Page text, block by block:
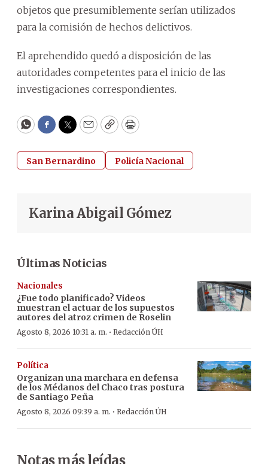
objetos que presumiblemente serían utilizados
para la comisión de hechos delictivos.
El aprehendido quedó a disposición de las
autoridades competentes para el inicio de las
investigaciones correspondientes.
WhatsApp
Facebook
Twitter
EmailCopyPrint
San Bernardino Policía Nacional
Karina Abigail Gómez
Últimas Noticias
Nacionales
¿Fue todo planificado? Videos
muestran el actuar de los supuestos
autores del atroz crimen de Roselin
Agosto 8, 2026 10:31 a. m. · Redacción ÚH
Política
Organizan una marchara en defensa
de los Médanos del Chaco tras postura
de Santiago Peña
Agosto 8, 2026 09:39 a. m. · Redacción ÚH
Notas más leídas